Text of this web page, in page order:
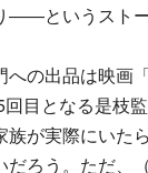
――というストー
への出品は映画
目となる是枝
族が実際にいた
だろう。ただ、